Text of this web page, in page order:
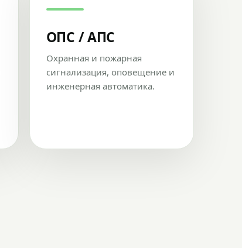
ОПС / АПС
Охранная и пожарная
сигнализация, оповещение и
инженерная автоматика.